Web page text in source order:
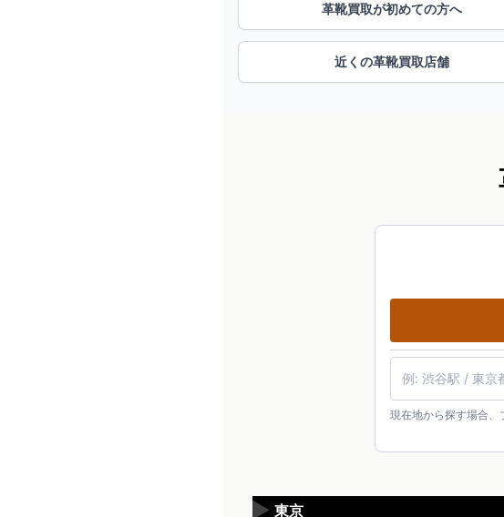
革靴買取が初めての方へ
近くの革靴買取店舗
現在地から探す場合、
東京
▶